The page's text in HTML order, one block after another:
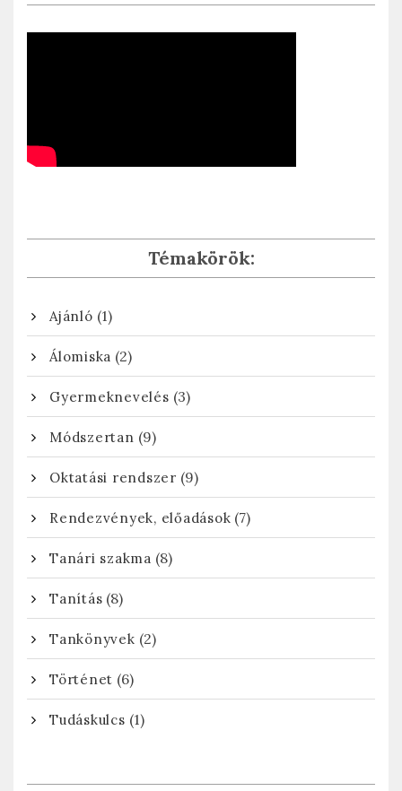
Témakörök:
Ajánló (1)
Álomiska (2)
Gyermeknevelés (3)
Módszertan (9)
Oktatási rendszer (9)
Rendezvények, előadások (7)
Tanári szakma (8)
Tanítás (8)
Tankönyvek (2)
Történet (6)
Tudáskulcs (1)